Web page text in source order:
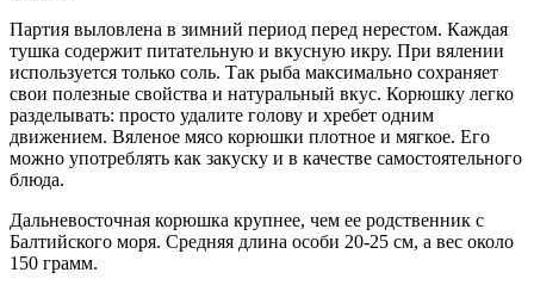
Партия выловлена в зимний период перед нерестом. Каждая
тушка содержит питательную и вкусную икру. При вялении
используется только соль. Так рыба максимально сохраняет
свои полезные свойства и натуральный вкус. Корюшку легко
разделывать: просто удалите голову и хребет одним
движением. Вяленое мясо корюшки плотное и мягкое. Его
можно употреблять как закуску и в качестве самостоятельного
блюда.
Дальневосточная корюшка крупнее, чем ее родственник с
Балтийского моря. Средняя длина особи 20-25 см, а вес около
150 грамм.